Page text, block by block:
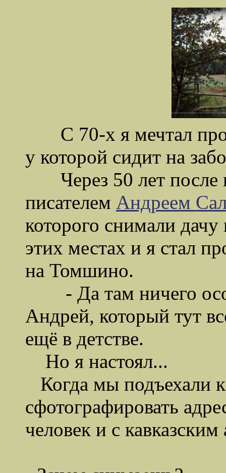
С 70-х я мечтал
у которой сидит на
Через 50 лет после
писателем Андреем
которого снимали
этих местах и я стал
на Томшино.
- Да там ничего
Андрей, который тут
ещё в детстве.
Но я настоял...
Когда мы подъехали
сфотографировать
человек и с